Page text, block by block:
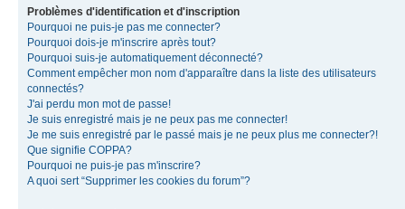
Problèmes d'identification et d'inscription
Pourquoi ne puis-je pas me connecter?
Pourquoi dois-je m'inscrire après tout?
Pourquoi suis-je automatiquement déconnecté?
Comment empêcher mon nom d'apparaître dans la liste des utilisateurs
connectés?
J'ai perdu mon mot de passe!
Je suis enregistré mais je ne peux pas me connecter!
Je me suis enregistré par le passé mais je ne peux plus me connecter?!
Que signifie COPPA?
Pourquoi ne puis-je pas m'inscrire?
A quoi sert “Supprimer les cookies du forum”?